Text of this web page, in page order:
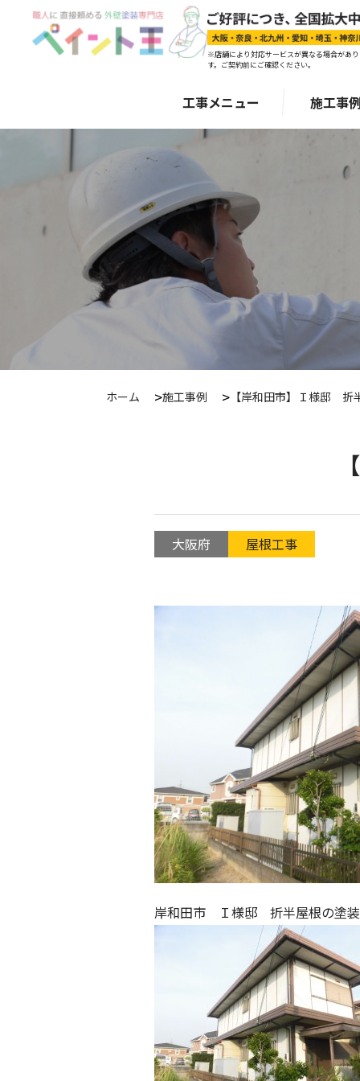
※店舗により対応サービスが異なる場合があ
す。ご契約前にご確認ください。
工事メニュー 施工事
ホーム 施工事例 【岸和田市】Ｉ様邸 折
大阪府 屋根工事
岸和田市 Ｉ様邸 折半屋根の塗装